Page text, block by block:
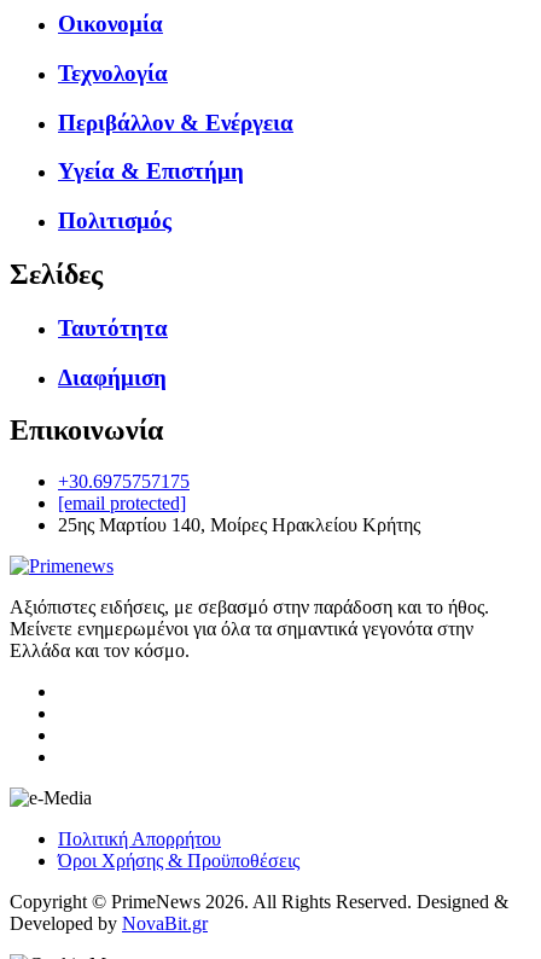
Οικονομία
Τεχνολογία
Περιβάλλον & Ενέργεια
Υγεία & Επιστήμη
Πολιτισμός
Σελίδες
Ταυτότητα
Διαφήμιση
Επικοινωνία
+30.6975757175
[email protected]
25ης Μαρτίου 140, Μοίρες Ηρακλείου Κρήτης
Αξιόπιστες ειδήσεις, με σεβασμό στην παράδοση και το ήθος.
Μείνετε ενημερωμένοι για όλα τα σημαντικά γεγονότα στην
Ελλάδα και τον κόσμο.
Πολιτική Απορρήτου
Όροι Χρήσης & Προϋποθέσεις
Copyright © PrimeNews 2026. All Rights Reserved. Designed &
Developed by NovaBit.gr